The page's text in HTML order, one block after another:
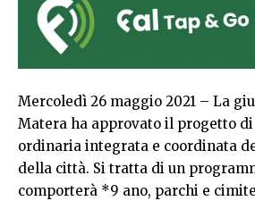
Mercoledì 26 maggio 2021 – La
Matera ha approvato il progetto
ordinaria integrata e coordinata
della città. Si tratta di un
comporterà *9 ano, parchi e